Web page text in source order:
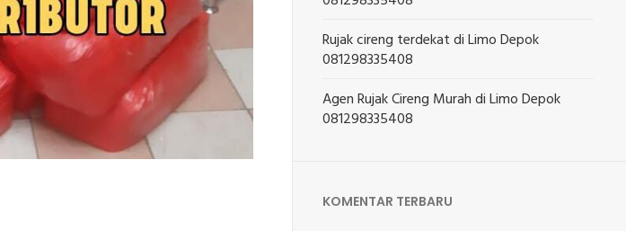
Rujak cireng terdekat di Limo Depok
081298335408
Agen Rujak Cireng Murah di Limo Depok
081298335408
KOMENTAR TERBARU